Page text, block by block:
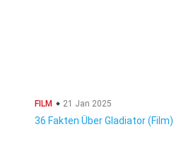
FILM 21 Jan 2025
36 Fakten Über Gladiator (Film)